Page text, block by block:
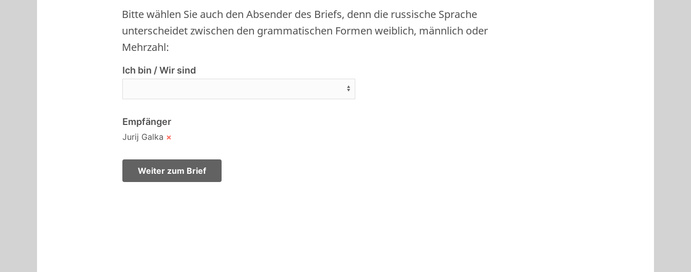
Bitte wählen Sie auch den Absender des Briefs, denn die russische Sprache
unterscheidet zwischen den grammatischen Formen weiblich, männlich oder
Mehrzahl:
Ich bin / Wir sind
Empfänger
Jurij Galka ×
Weiter zum Brief